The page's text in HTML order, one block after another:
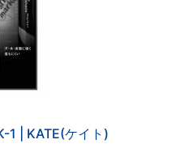
1 | KATE(ケイト)